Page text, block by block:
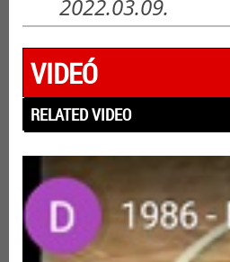
2022.03.09.
VIDEÓ
RELATED VIDEO